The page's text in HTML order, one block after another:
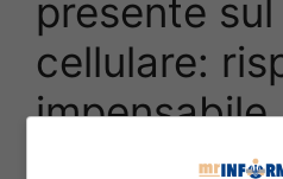
presente
cellulare:
impensabile